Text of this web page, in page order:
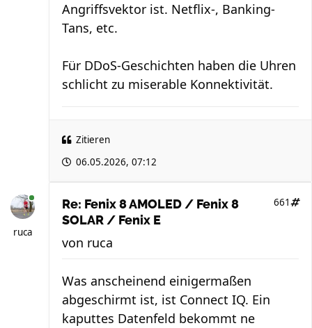
Angriffsvektor ist. Netflix-, Banking-
Tans, etc.
Für DDoS-Geschichten haben die Uhren
schlicht zu miserable Konnektivität.
Zitieren
06.05.2026, 07:12
ruca
Re: Fenix 8 AMOLED / Fenix 8
SOLAR / Fenix E
661
von ruca
Was anscheinend einigermaßen
abgeschirmt ist, ist Connect IQ. Ein
kaputtes Datenfeld bekommt ne